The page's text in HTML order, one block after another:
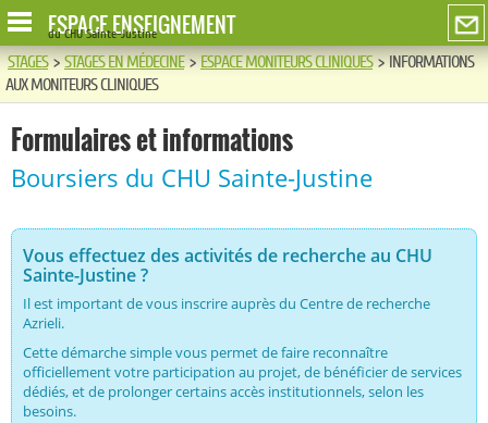
ESPACE ENSEIGNEMENT
du CHU Sainte-Justine
STAGES>STAGES EN MÉDECINE>ESPACE MONITEURS CLINIQUES>INFORMATIONS
AUX MONITEURS CLINIQUES
Formulaires et informations
Boursiers du CHU Sainte-Justine
Vous effectuez des activités de recherche au CHU
Sainte-Justine ?
Il est important de vous inscrire auprès du Centre de recherche
Azrieli.
Cette démarche simple vous permet de faire reconnaître
officiellement votre participation au projet, de bénéficier de services
dédiés, et de prolonger certains accès institutionnels, selon les
besoins.